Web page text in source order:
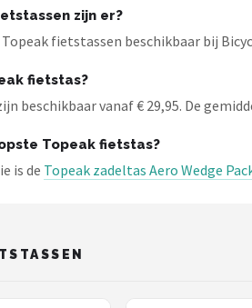
zijn er?
fietstassen beschikbaar bij
fietstas?
beschikbaar vanaf € 29,95. De
Topeak fietstas?
is de Topeak zadeltas Aero Wedge